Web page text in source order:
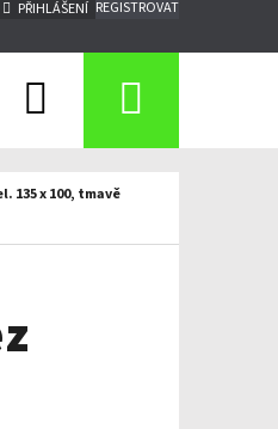
PŘIHLÁŠENÍ REGISTROVAT
Hledat
135 x 100, tmavě